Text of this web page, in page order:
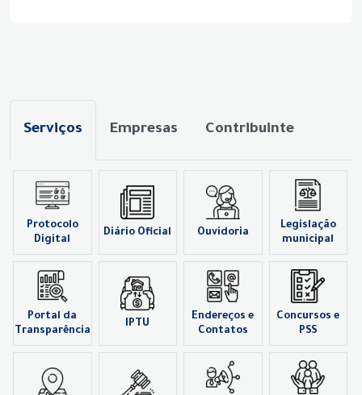
Serviços Empresas Contribuinte
Protocolo
Digital
Diário Oficial Ouvidoria
Legislação
municipal
Portal da
Transparência
IPTU
Endereços e
Contatos
Concursos e
PSS